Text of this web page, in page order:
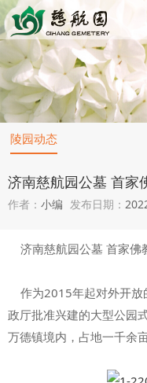
陵园动态
济南慈航园公墓 首家
作者： 小编 发布日期：
济南慈航园公墓 首家佛
作为2015年起对外开放
政厅批准兴建的大型公园
万德镇境内，占地一千余